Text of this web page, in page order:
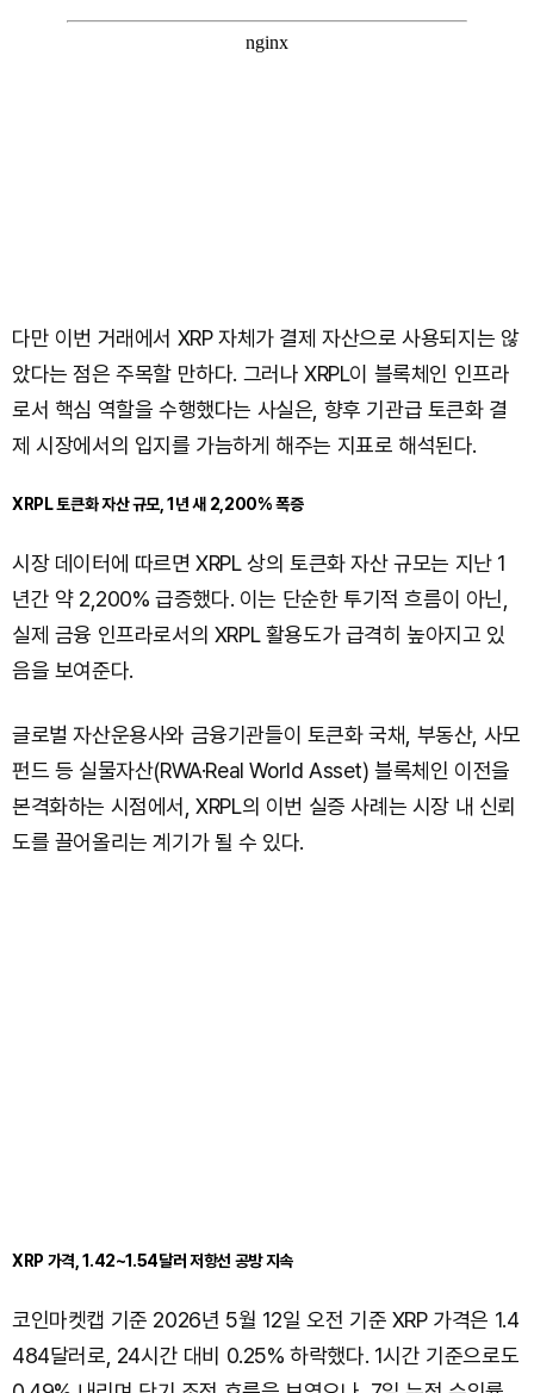
다만 이번 거래에서 XRP 자체가 결제 자산으로 사용되지는 않
았다는 점은 주목할 만하다. 그러나 XRPL이 블록체인 인프라
로서 핵심 역할을 수행했다는 사실은, 향후 기관급 토큰화 결
제 시장에서의 입지를 가늠하게 해주는 지표로 해석된다.
XRPL 토큰화 자산 규모, 1년 새 2,200% 폭증
시장 데이터에 따르면 XRPL 상의 토큰화 자산 규모는 지난 1
년간 약 2,200% 급증했다. 이는 단순한 투기적 흐름이 아닌,
실제 금융 인프라로서의 XRPL 활용도가 급격히 높아지고 있
음을 보여준다.
글로벌 자산운용사와 금융기관들이 토큰화 국채, 부동산, 사모
펀드 등 실물자산(RWA·Real World Asset) 블록체인 이전을
본격화하는 시점에서, XRPL의 이번 실증 사례는 시장 내 신뢰
도를 끌어올리는 계기가 될 수 있다.
XRP 가격, 1.42~1.54달러 저항선 공방 지속
코인마켓캡 기준 2026년 5월 12일 오전 기준 XRP 가격은 1.4
484달러로, 24시간 대비 0.25% 하락했다. 1시간 기준으로도